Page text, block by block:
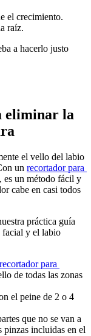
el crecimiento.
raíz.
a hacerlo justo
eliminar la
el vello del labio
un recortador para
es un método fácil y
cabe en casi todos
práctica guía
facial y el labio
recortador para
de todas las zonas
el peine de 2 o 4
que no se van a
pinzas incluidas en el